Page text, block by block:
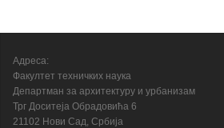
Адреса:
Факултет техничких наука
Департман за архитектуру и урбанизам
Трг Доситеја Обрадовића 6
21102 Нови Сад, Србија